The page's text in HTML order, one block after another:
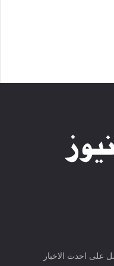
على احدث الاخبار